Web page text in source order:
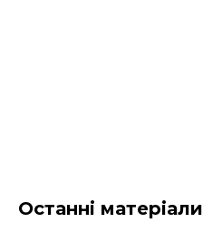
Останні матеріали